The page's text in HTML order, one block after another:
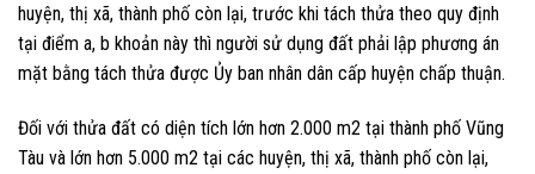
huyện, thị xã, thành phố còn lại, trước khi tách thửa theo quy định
tại điểm a, b khoản này thì người sử dụng đất phải lập phương án
mặt bằng tách thửa được Ủy ban nhân dân cấp huyện chấp thuận.
Đối với thửa đất có diện tích lớn hơn 2.000 m2 tại thành phố Vũng
Tàu và lớn hơn 5.000 m2 tại các huyện, thị xã, thành phố còn lại,